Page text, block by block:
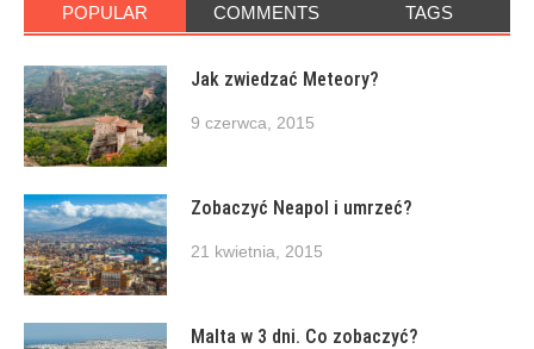
POPULAR COMMENTS TAGS
Jak zwiedzać Meteory?
9 czerwca, 2015
Zobaczyć Neapol i umrzeć?
21 kwietnia, 2015
Malta w 3 dni. Co zobaczyć?